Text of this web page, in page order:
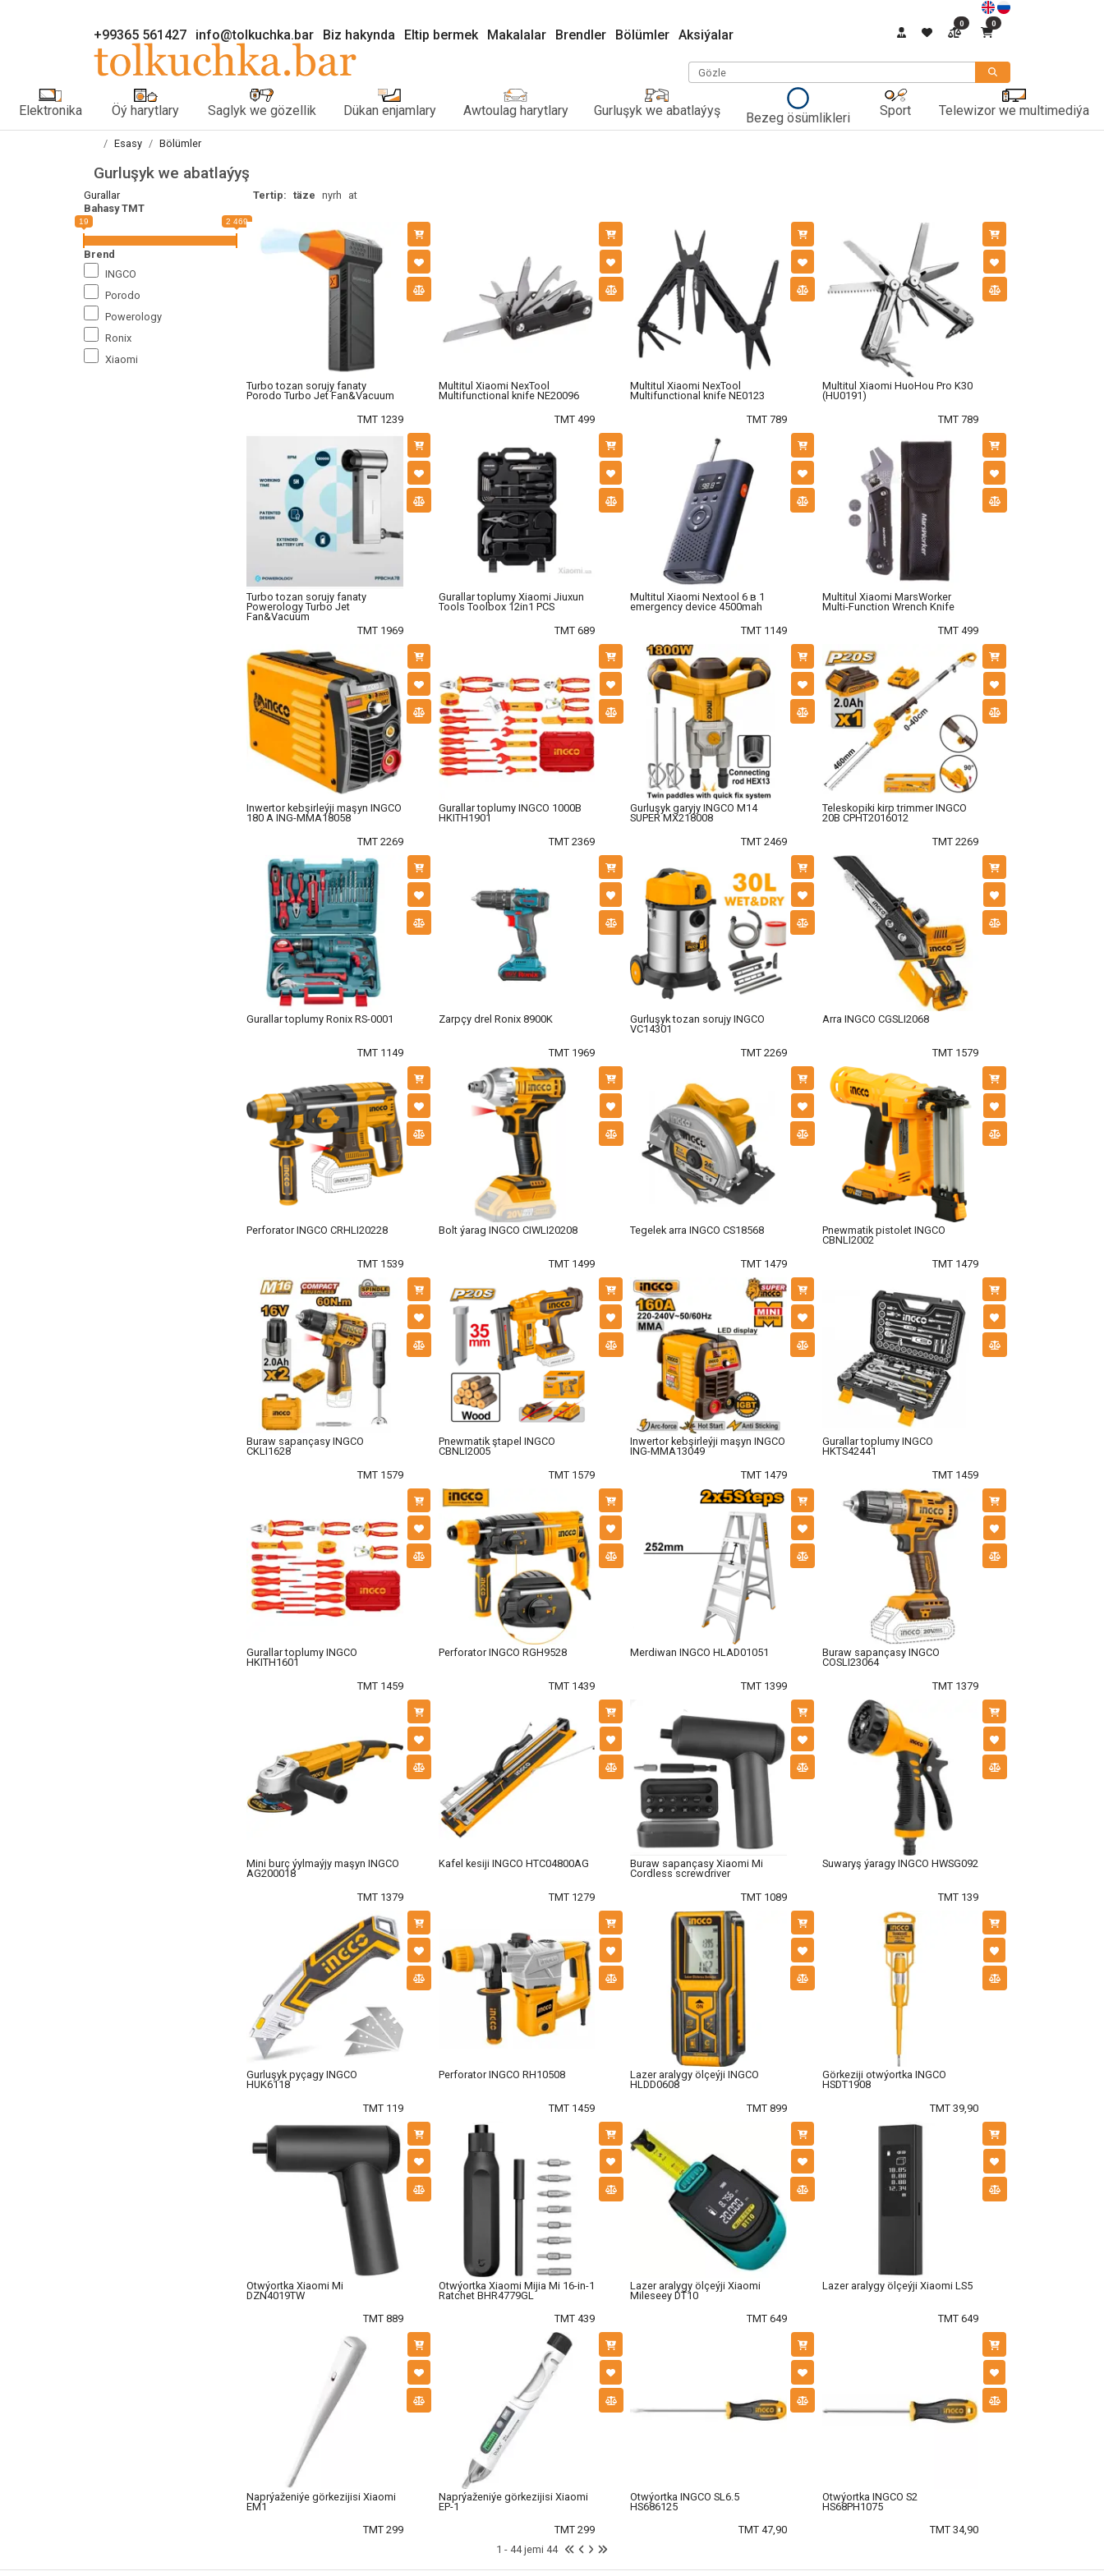
+99365 561427 info@tolkuchka.bar Biz hakynda Eltip bermek Makalalar Brendler Bölümler Aksiýalar
0 0
Gözle
Elektronika Öý harytlary Saglyk we gözellik Dükan enjamlary Awtoulag harytlary Gurluşyk we abatlaýyş Bezeg ösümlikleri Sport Telewizor we multimediýa
Esasy Bölümler
Gurluşyk we abatlaýyş
Gurallar
Bahasy TMT
19 2 469
Brend
INGCO
Porodo
Powerology
Ronix
Xiaomi
Tertip: täze nyrh at
Turbo tozan sorujy fanaty
Porodo Turbo Jet Fan&Vacuum
TMT 1239
Multitul Xiaomi NexTool
Multifunctional knife NE20096
TMT 499
Multitul Xiaomi NexTool
Multifunctional knife NE0123
TMT 789
Multitul Xiaomi HuoHou Pro K30
(HU0191)
TMT 789
Turbo tozan sorujy fanaty
Powerology Turbo Jet
Fan&Vacuum
TMT 1969
Gurallar toplumy Xiaomi Jiuxun
Tools Toolbox 12in1 PCS
TMT 689
Multitul Xiaomi Nextool 6 в 1
emergency device 4500mah
TMT 1149
Multitul Xiaomi MarsWorker
Multi-Function Wrench Knife
TMT 499
Inwertor kebşirleýji maşyn INGCO
180 А ING-MMA18058
TMT 2269
Gurallar toplumy INGCO 1000В
HKITH1901
TMT 2369
Gurluşyk garyjy INGCO М14
SUPER MX218008
TMT 2469
Teleskopiki kirp trimmer INGCO
20В CPHT2016012
TMT 2269
Gurallar toplumy Ronix RS-0001
TMT 1149
Zarpçy drel Ronix 8900K
TMT 1969
Gurluşyk tozan sorujy INGCO
VC14301
TMT 2269
Arra INGCO CGSLI2068
TMT 1579
Perforator INGCO CRHLI20228
TMT 1539
Bolt ýarag INGCO CIWLI20208
TMT 1499
Tegelek arra INGCO CS18568
TMT 1479
Pnewmatik pistolet INGCO
CBNLI2002
TMT 1479
Buraw sapançasy INGCO
CKLI1628
TMT 1579
Pnewmatik ştapel INGCO
CBNLI2005
TMT 1579
Inwertor kebşirleýji maşyn INGCO
ING-MMA13049
TMT 1479
Gurallar toplumy INGCO
HKTS42441
TMT 1459
Gurallar toplumy INGCO
HKITH1601
TMT 1459
Perforator INGCO RGH9528
TMT 1439
Merdiwan INGCO HLAD01051
TMT 1399
Buraw sapançasy INGCO
COSLI23064
TMT 1379
Mini burç ýylmaýjy maşyn INGCO
AG200018
TMT 1379
Kafel kesiji INGCO HTC04800AG
TMT 1279
Buraw sapançasy Xiaomi Mi
Сordless screwdriver
TMT 1089
Suwaryş ýaragy INGCO HWSG092
TMT 139
Gurluşyk pyçagy INGCO
HUK6118
TMT 119
Perforator INGCO RH10508
TMT 1459
Lazer aralygy ölçeýji INGCO
HLDD0608
TMT 899
Görkeziji otwýortka INGCO
HSDT1908
TMT 39,90
Otwýortka Xiaomi Mi
DZN4019TW
TMT 889
Otwýortka Xiaomi Mijia Mi 16-in-1
Ratchet BHR4779GL
TMT 439
Lazer aralygy ölçeýji Xiaomi
Mileseey DT10
TMT 649
Lazer aralygy ölçeýji Xiaomi LS5
TMT 649
Naprýaženiýe görkezijisi Xiaomi
EM1
TMT 299
Naprýaženiýe görkezijisi Xiaomi
EP-1
TMT 299
Otwýortka INGCO SL6.5
HS686125
TMT 47,90
Otwýortka INGCO S2
HS68PH1075
TMT 34,90
1 - 44 jemi 44